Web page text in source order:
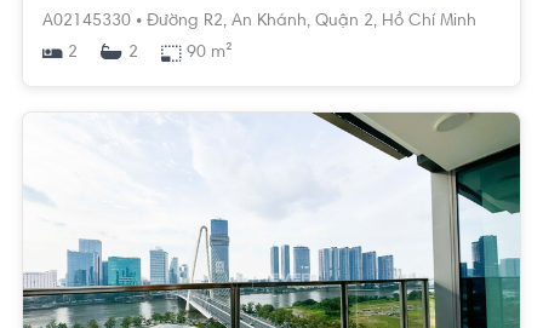
A02145330 • Đường R2, An Khánh, Quận 2, Hồ Chí Minh
2
2 90 m²